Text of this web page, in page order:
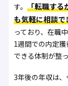
す。 「転職する
も気軽に相談で
っており、在職
1週間での内定
できる体制が整
3年後の年収は、